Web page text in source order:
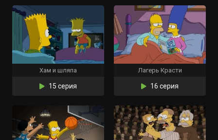
Хам и шляпа
15 серия
Лагерь Красти
16 серия